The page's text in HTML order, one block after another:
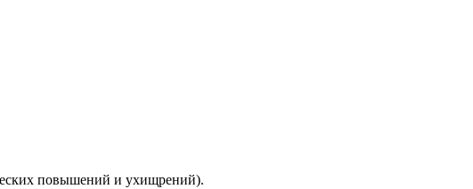
повышений и ухищрений).